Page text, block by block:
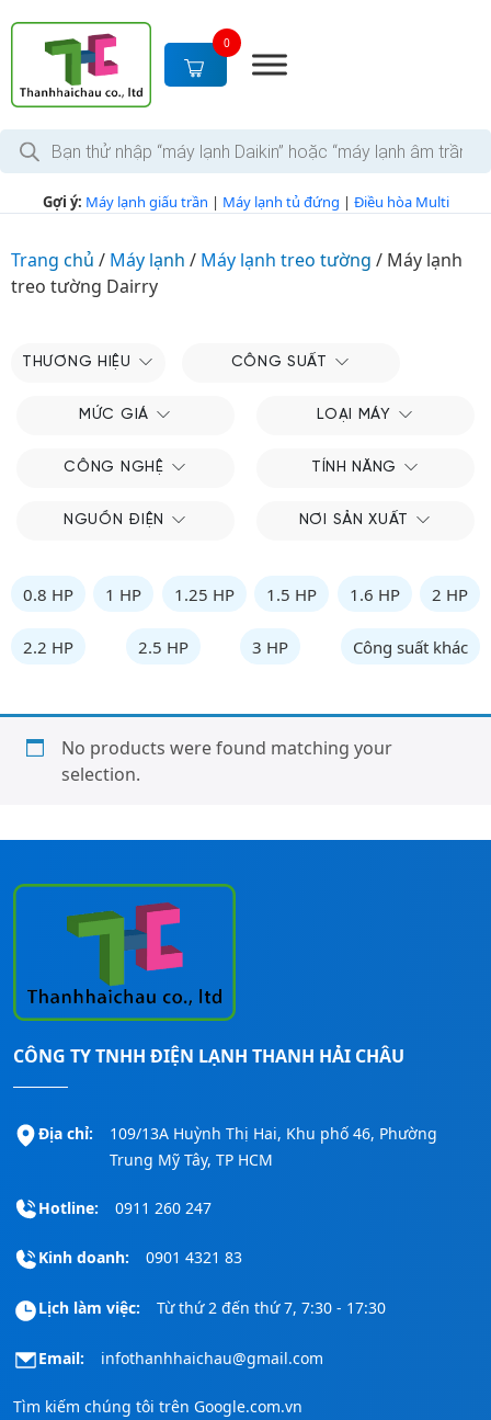
c
0
T
m
i Gợi ý: Máy lạnh giấu trần | Máy lạnh tủ đứng | Điều hòa Multi
Trang chủ / Máy lạnh / Máy lạnh treo tường / Máy lạnh
treo tường Dairry
THƯƠNG HIỆU CÔNG SUẤT
MỨC GIÁ LOẠI MÁY
CÔNG NGHỆ TÍNH NĂNG
NGUỒN ĐIỆN NƠI SẢN XUẤT
0.8 HP 1 HP 1.25 HP 1.5 HP 1.6 HP 2 HP
2.2 HP 2.5 HP 3 HP Công suất khác
No products were found matching your
selection.
CÔNG TY TNHH ĐIỆN LẠNH THANH HẢI CHÂU
Địa chỉ:
109/13A Huỳnh Thị Hai, Khu phố 46, Phường
Trung Mỹ Tây, TP HCM
Hotline: 0911 260 247
Kinh doanh: 0901 4321 83
Lịch làm việc: Từ thứ 2 đến thứ 7, 7:30 - 17:30
Email: infothanhhaichau@gmail.com
Tìm kiếm chúng tôi trên Google.com.vn